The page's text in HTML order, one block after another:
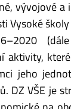
vývojové a
Vysoké
aktivity,
jeho
DZ VŠE je